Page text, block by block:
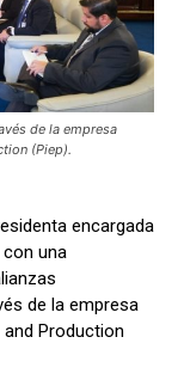
de la empresa
(Piep).
encargada
con una
de la empresa
Production